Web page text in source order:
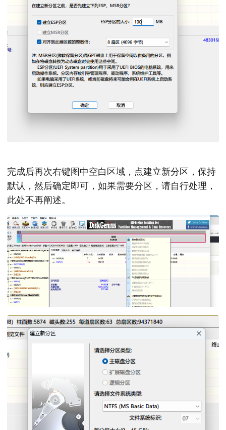
完成后再次右键图中空白区域，点建立新分区，保持
默认，然后确定即可，如果需要分区，请自行处理，
此处不再阐述。